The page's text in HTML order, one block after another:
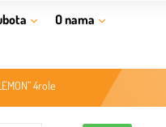
O nama
4role